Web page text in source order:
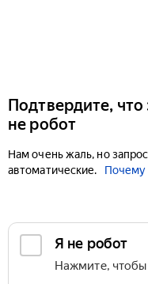
Подтвердите,
не робот
Нам очень жаль, но
автоматические.
Почему